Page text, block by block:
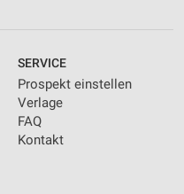
SERVICE
Prospekt einstellen
Verlage
FAQ
Kontakt